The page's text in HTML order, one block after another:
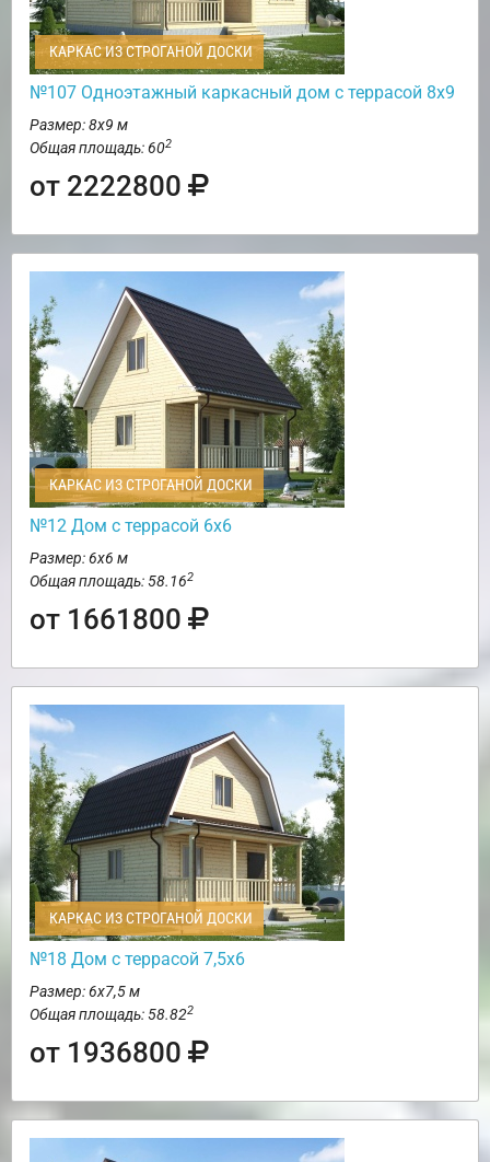
КАРКАС ИЗ СТРОГАНОЙ ДОСКИ
№107 Одноэтажный каркасный дом с террасой 8х9
Размер: 8х9 м
Общая площадь: 602
от 2222800
КАРКАС ИЗ СТРОГАНОЙ ДОСКИ
№12 Дом с террасой 6х6
Размер: 6х6 м
Общая площадь: 58.162
от 1661800
КАРКАС ИЗ СТРОГАНОЙ ДОСКИ
№18 Дом с террасой 7,5х6
Размер: 6х7,5 м
Общая площадь: 58.822
от 1936800